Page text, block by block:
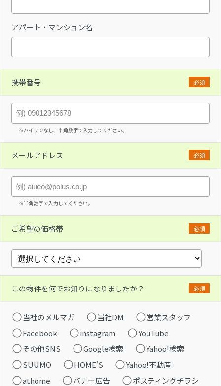
アパート・マンション名
携帯番号 必須
※ハイフンなし、半角数字で入力してください。
メールアドレス 必須
※半角数字で入力してください。
ご希望の価格帯 必須
この物件を何でお知りになりましたか？ 必須
当社のメルマガ 当社DM
営業スタッフ
Facebook
instagram
YouTube
その他SNS
Google検索
Yahoo!検索
SUUMO
HOME'S
Yahoo!不動産
athome
バナー広告
ポスティングチラシ